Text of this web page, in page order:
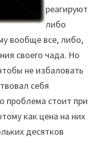
реагируют
либо
вообще все, либо,
своего чада. Но
не избаловать
себя
проблема стоит при
как цена на них
десятков